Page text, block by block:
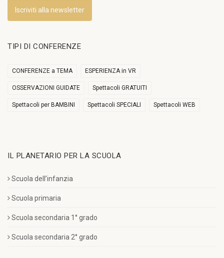
Iscriviti alla newsletter
TIPI DI CONFERENZE
CONFERENZE a TEMA ESPERIENZA in VR
OSSERVAZIONI GUIDATE Spettacoli GRATUITI
Spettacoli per BAMBINI Spettacoli SPECIALI Spettacoli WEB
IL PLANETARIO PER LA SCUOLA
Scuola dell’infanzia
Scuola primaria
Scuola secondaria 1° grado
Scuola secondaria 2° grado